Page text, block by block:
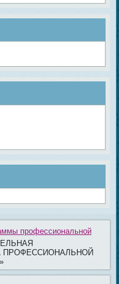
профессиональной
ПРОФЕССИОНАЛЬНОЙ